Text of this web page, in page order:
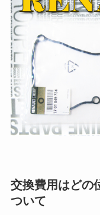
交換費用はどの
ついて